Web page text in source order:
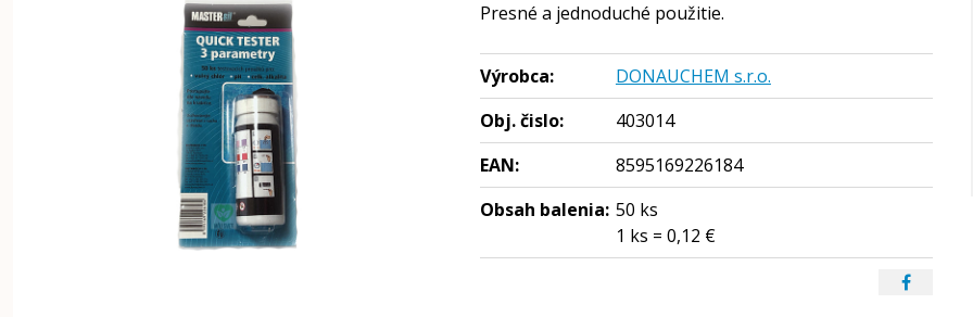
Presné a jednoduché použitie.
Výrobca:
DONAUCHEM s.r.o.
Obj. čislo:
403014
EAN:
8595169226184
Obsah balenia: 50 ks
1 ks = 0,12 €